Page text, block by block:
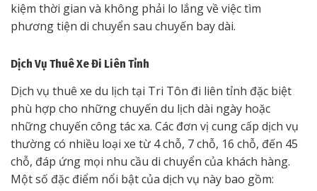
kiệm thời gian và không phải lo lắng về việc tìm
phương tiện di chuyển sau chuyến bay dài.
Dịch Vụ Thuê Xe Đi Liên Tỉnh
Dịch vụ thuê xe du lịch tại Tri Tôn đi liên tỉnh đặc biệt
phù hợp cho những chuyến du lịch dài ngày hoặc
những chuyến công tác xa. Các đơn vị cung cấp dịch vụ
thường có nhiều loại xe từ 4 chỗ, 7 chỗ, 16 chỗ, đến 45
chỗ, đáp ứng mọi nhu cầu di chuyển của khách hàng.
Một số đặc điểm nổi bật của dịch vụ này bao gồm: